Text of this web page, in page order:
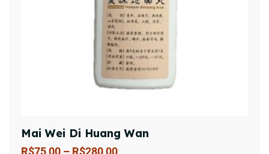
Mai Wei Di Huang Wan
R$75,00 – R$280,00